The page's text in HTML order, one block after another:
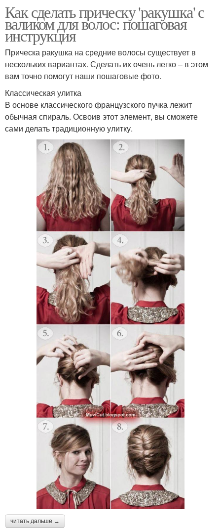
Как сделать прическу 'ракушка' с
валиком для волос: пошаговая
инструкция
Прическа ракушка на средние волосы существует в
нескольких вариантах. Сделать их очень легко – в этом
вам точно помогут наши пошаговые фото.
Классическая улитка
В основе классического французского пучка лежит
обычная спираль. Освоив этот элемент, вы сможете
сами делать традиционную улитку.
читать дальше →